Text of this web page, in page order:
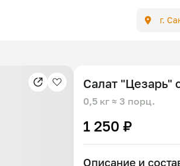
г.
Салат "Цезарь"
0,5 кг ≈ 3 порц.
1 250 ₽
Описание и